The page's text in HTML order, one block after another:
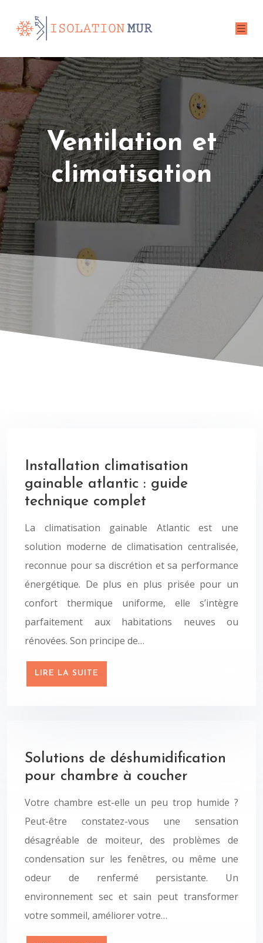
Ventilation et
climatisation
Installation climatisation
gainable atlantic : guide
technique complet
La climatisation gainable Atlantic est une
solution moderne de climatisation centralisée,
reconnue pour sa discrétion et sa performance
énergétique. De plus en plus prisée pour un
confort thermique uniforme, elle s’intègre
parfaitement aux habitations neuves ou
rénovées. Son principe de…
LIRE LA SUITE
Solutions de déshumidification
pour chambre à coucher
Votre chambre est-elle un peu trop humide ?
Peut-être constatez-vous une sensation
désagréable de moiteur, des problèmes de
condensation sur les fenêtres, ou même une
odeur de renfermé persistante. Un
environnement sec et sain peut transformer
votre sommeil, améliorer votre…